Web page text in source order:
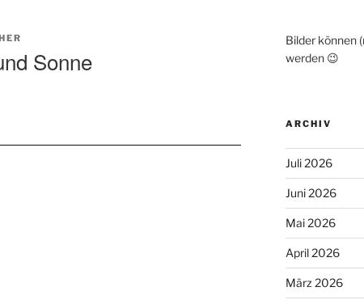
Sonne
Bilder können
werden 😉
ARCHIV
Juli 2026
Juni 2026
Mai 2026
April 2026
März 2026